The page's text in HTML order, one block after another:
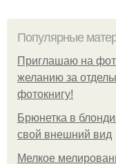
Популярные
Приглашаю на
желанию за
фотокнигу!
Брюнетка в
свой внешний вид
Мелкое